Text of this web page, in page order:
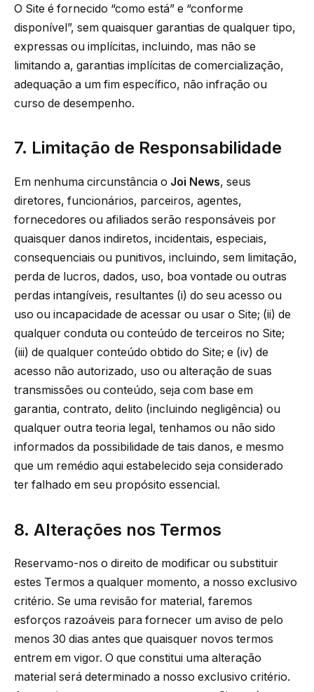
O Site é fornecido “como está” e “conforme
disponível”, sem quaisquer garantias de qualquer tipo,
expressas ou implícitas, incluindo, mas não se
limitando a, garantias implícitas de comercialização,
adequação a um fim específico, não infração ou
curso de desempenho.
7. Limitação de Responsabilidade
Em nenhuma circunstância o Joi News, seus
diretores, funcionários, parceiros, agentes,
fornecedores ou afiliados serão responsáveis por
quaisquer danos indiretos, incidentais, especiais,
consequenciais ou punitivos, incluindo, sem limitação,
perda de lucros, dados, uso, boa vontade ou outras
perdas intangíveis, resultantes (i) do seu acesso ou
uso ou incapacidade de acessar ou usar o Site; (ii) de
qualquer conduta ou conteúdo de terceiros no Site;
(iii) de qualquer conteúdo obtido do Site; e (iv) de
acesso não autorizado, uso ou alteração de suas
transmissões ou conteúdo, seja com base em
garantia, contrato, delito (incluindo negligência) ou
qualquer outra teoria legal, tenhamos ou não sido
informados da possibilidade de tais danos, e mesmo
que um remédio aqui estabelecido seja considerado
ter falhado em seu propósito essencial.
8. Alterações nos Termos
Reservamo-nos o direito de modificar ou substituir
estes Termos a qualquer momento, a nosso exclusivo
critério. Se uma revisão for material, faremos
esforços razoáveis para fornecer um aviso de pelo
menos 30 dias antes que quaisquer novos termos
entrem em vigor. O que constitui uma alteração
material será determinado a nosso exclusivo critério.